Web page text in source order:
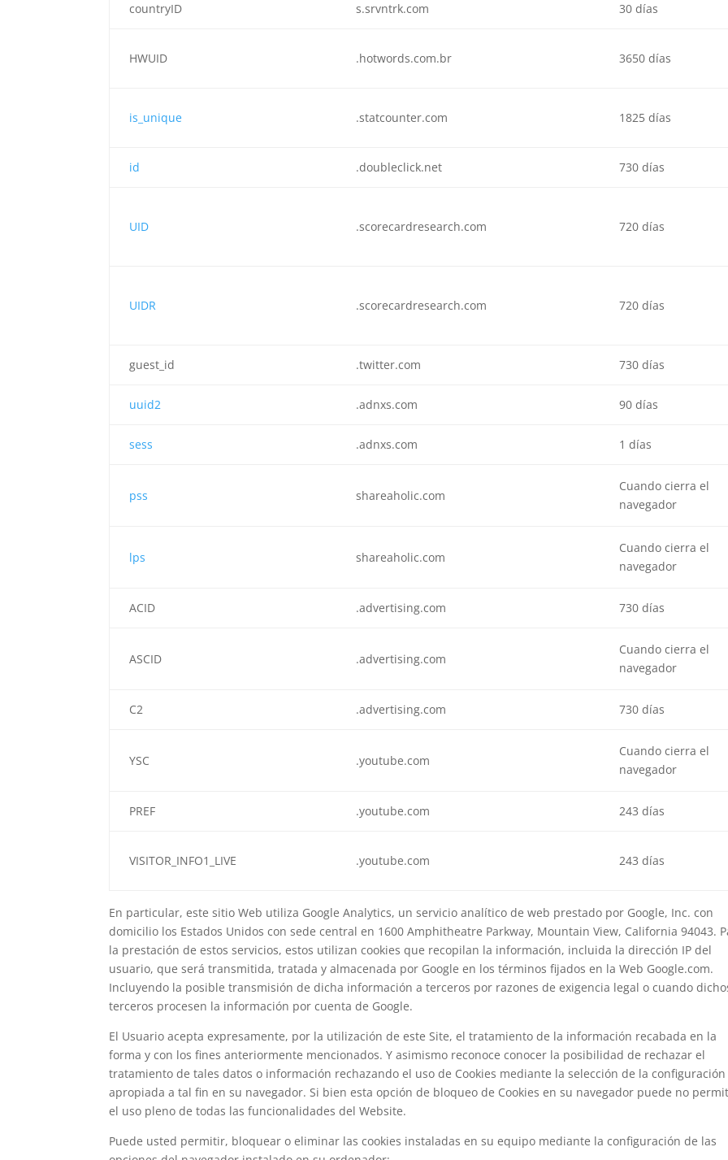
countryID s.srvntrk.com 30 días
HWUID .hotwords.com.br 3650 días
is_unique .statcounter.com 1825 días
id .doubleclick.net 730 días
UID .scorecardresearch.com 720 días
UIDR .scorecardresearch.com 720 días
guest_id .twitter.com 730 días
uuid2 .adnxs.com 90 días
sess .adnxs.com 1 días
pss shareaholic.com
Cuando cierra el
navegador
lps shareaholic.com
Cuando cierra el
navegador
ACID .advertising.com 730 días
ASCID .advertising.com
Cuando cierra el
navegador
C2 .advertising.com 730 días
YSC .youtube.com
Cuando cierra el
navegador
PREF .youtube.com 243 días
VISITOR_INFO1_LIVE .youtube.com 243 días
En particular, este sitio Web utiliza Google Analytics, un servicio analítico de web prestado por Google, Inc. con
domicilio los Estados Unidos con sede central en 1600 Amphitheatre Parkway, Mountain View, California 94043.
la prestación de estos servicios, estos utilizan cookies que recopilan la información, incluida la dirección IP del
usuario, que será transmitida, tratada y almacenada por Google en los términos fijados en la Web Google.com.
Incluyendo la posible transmisión de dicha información a terceros por razones de exigencia legal o cuando
terceros procesen la información por cuenta de Google.
El Usuario acepta expresamente, por la utilización de este Site, el tratamiento de la información recabada en la
forma y con los fines anteriormente mencionados. Y asimismo reconoce conocer la posibilidad de rechazar el
tratamiento de tales datos o información rechazando el uso de Cookies mediante la selección de la configuración
apropiada a tal fin en su navegador. Si bien esta opción de bloqueo de Cookies en su navegador puede no
el uso pleno de todas las funcionalidades del Website.
Puede usted permitir, bloquear o eliminar las cookies instaladas en su equipo mediante la configuración de las